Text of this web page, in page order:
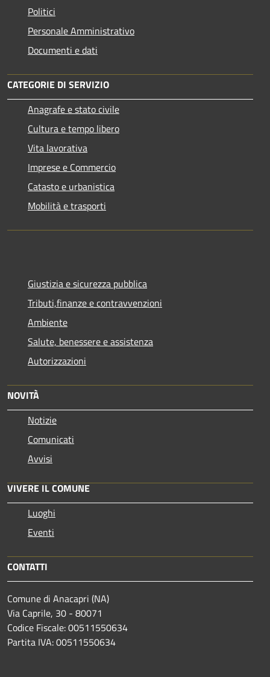
Politici
Personale Amministrativo
Documenti e dati
CATEGORIE DI SERVIZIO
Anagrafe e stato civile
Cultura e tempo libero
Vita lavorativa
Imprese e Commercio
Catasto e urbanistica
Mobilità e trasporti
Giustizia e sicurezza pubblica
Tributi,finanze e contravvenzioni
Ambiente
Salute, benessere e assistenza
Autorizzazioni
NOVITÀ
Notizie
Comunicati
Avvisi
VIVERE IL COMUNE
Luoghi
Eventi
CONTATTI
Comune di Anacapri (NA)
Via Caprile, 30 - 80071
Codice Fiscale: 00511550634
Partita IVA: 00511550634